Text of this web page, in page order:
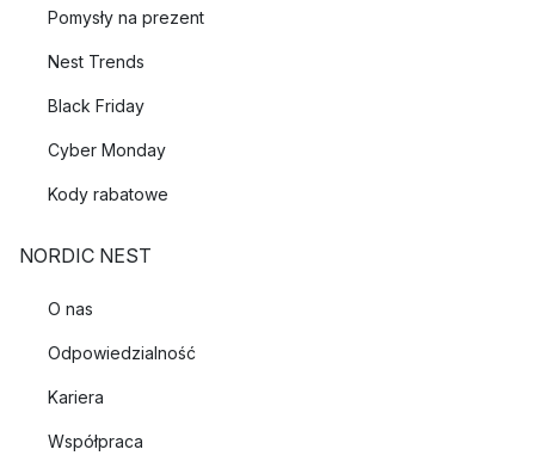
Pomysły na prezent
Nest Trends
Black Friday
Cyber Monday
Kody rabatowe
NORDIC NEST
O nas
Odpowiedzialność
Kariera
Współpraca